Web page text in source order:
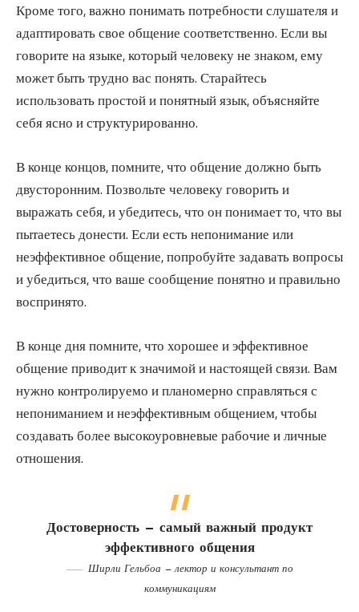
Кроме того, важно понимать потребности слушателя и
адаптировать свое общение соответственно. Если вы
говорите на языке, который человеку не знаком, ему
может быть трудно вас понять. Старайтесь
использовать простой и понятный язык, объясняйте
себя ясно и структурированно.
В конце концов, помните, что общение должно быть
двусторонним. Позвольте человеку говорить и
выражать себя, и убедитесь, что он понимает то, что вы
пытаетесь донести. Если есть непонимание или
неэффективное общение, попробуйте задавать вопросы
и убедиться, что ваше сообщение понятно и правильно
воспринято.
В конце дня помните, что хорошее и эффективное
общение приводит к значимой и настоящей связи. Вам
нужно контролируемо и планомерно справляться с
непониманием и неэффективным общением, чтобы
создавать более высокоуровневые рабочие и личные
отношения.
Достоверность — самый важный продукт
эффективного общения
Ширли Гельбоа — лектор и консультант по
коммуникациям